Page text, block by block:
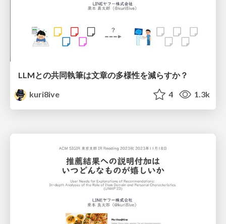
LLMとの共同執筆は文章の多様性を減らすか？
kuri8ive
4 1.3k